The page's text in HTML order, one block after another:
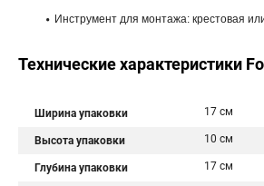
Инструмент для монтажа: крестовая
Технические характеристики
Ширина упаковки 17 см
Высота упаковки 10 см
Глубина упаковки 17 см